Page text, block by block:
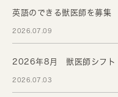
英語のできる獣医師を募集
2026.07.09
2026年8月 獣医師シフト
2026.07.03